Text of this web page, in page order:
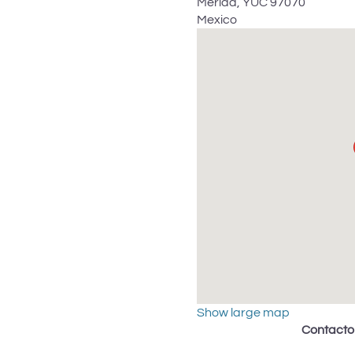
Mexico
Show large map
Contacto